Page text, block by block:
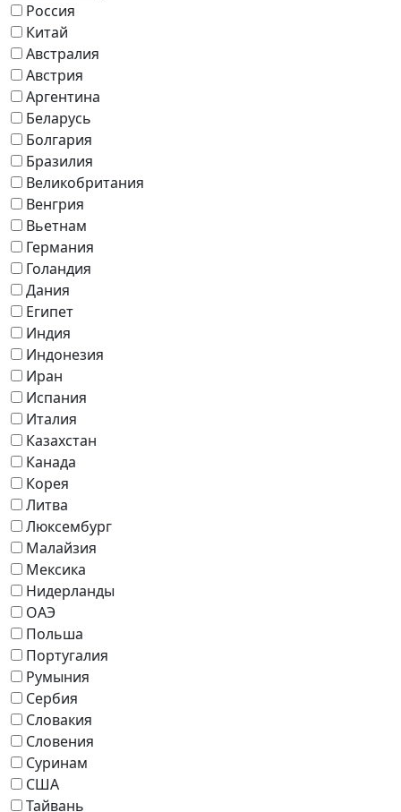
Россия
Китай
Австралия
Австрия
Аргентина
Беларусь
Болгария
Бразилия
Великобритания
Венгрия
Вьетнам
Германия
Голандия
Дания
Египет
Индия
Индонезия
Иран
Испания
Италия
Казахстан
Канада
Корея
Литва
Люксембург
Малайзия
Мексика
Нидерланды
ОАЭ
Польша
Португалия
Румыния
Сербия
Словакия
Словения
Суринам
США
Тайвань